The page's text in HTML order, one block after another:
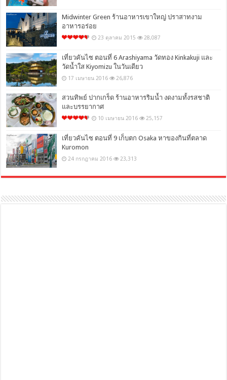
Midwinter Green ร้านอาหารเขาใหญ่ ปราสาทงาม
อาหารอร่อย
23 ตุลาคม 2015 28,087
เที่ยวคันไซ ตอนที่ 6 Arashiyama วัดทอง Kinkakuji และ
วัดน้ำใส Kiyomizu ในวันเดียว
17 เมษายน 2016 26,876
สวนทิพย์ ปากเกร็ด ร้านอาหารริมน้ำ งดงามทั้งรสชาติ
และบรรยากาศ
10 เมษายน 2016 25,157
เที่ยวคันไซ ตอนที่ 9 เก็บตก Osaka หาของกินที่ตลาด
Kuromon
24 กรกฎาคม 2016 23,313